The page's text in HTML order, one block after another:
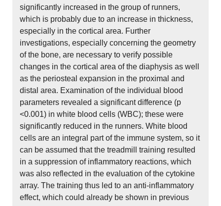
significantly increased in the group of runners,
which is probably due to an increase in thickness,
especially in the cortical area. Further
investigations, especially concerning the geometry
of the bone, are necessary to verify possible
changes in the cortical area of the diaphysis as well
as the periosteal expansion in the proximal and
distal area. Examination of the individual blood
parameters revealed a significant difference (p
<0.001) in white blood cells (WBC); these were
significantly reduced in the runners. White blood
cells are an integral part of the immune system, so it
can be assumed that the treadmill training resulted
in a suppression of inflammatory reactions, which
was also reflected in the evaluation of the cytokine
array. The training thus led to an anti-inflammatory
effect, which could already be shown in previous